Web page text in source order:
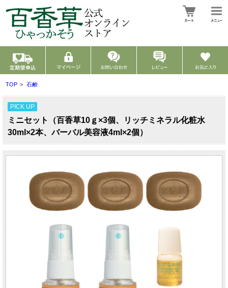
TOP > 石鹸
PICK UP
ミニセット（百香草10ｇ×3個、リッチミネラル化粧水
30ml×2本、バーバル美容液4ml×2個）